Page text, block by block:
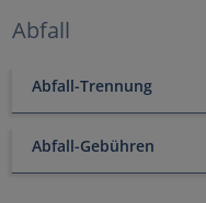
Abfall
Abfall-Trennung
Abfall-Gebühren